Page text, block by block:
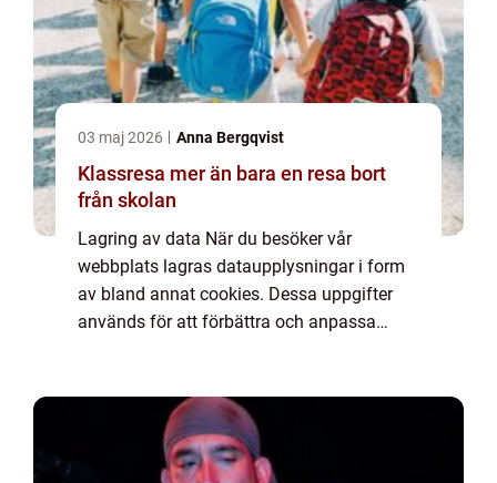
03 maj 2026 Anna Bergqvist
Klassresa mer än bara en resa bort
från skolan
Lagring av data När du besöker vår
webbplats lagras dataupplysningar i form
av bland annat cookies. Dessa uppgifter
används för att förbättra och anpassa